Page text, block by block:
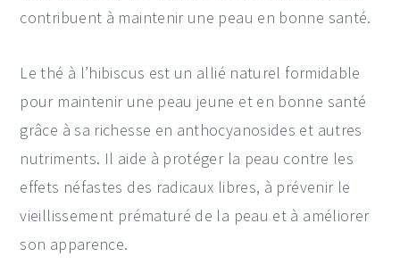
contribuent à maintenir une peau en bonne santé.
Le thé à l’hibiscus est un allié naturel formidable
pour maintenir une peau jeune et en bonne santé
grâce à sa richesse en anthocyanosides et autres
nutriments. Il aide à protéger la peau contre les
effets néfastes des radicaux libres, à prévenir le
vieillissement prématuré de la peau et à améliorer
son apparence.